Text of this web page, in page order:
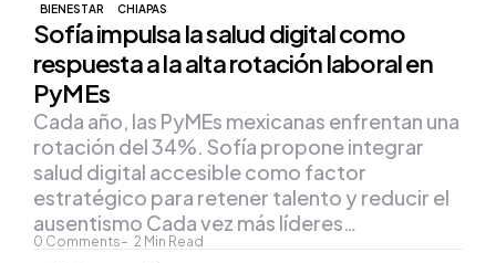
BIENESTAR CHIAPAS
Sofía impulsa la salud digital como
respuesta a la alta rotación laboral en
PyMEs
0 Comments 2 Min Read
Cada año, las PyMEs mexicanas enfrentan una
rotación del 34%. Sofía propone integrar
salud digital accesible como factor
estratégico para retener talento y reducir el
ausentismo Cada vez más líderes…